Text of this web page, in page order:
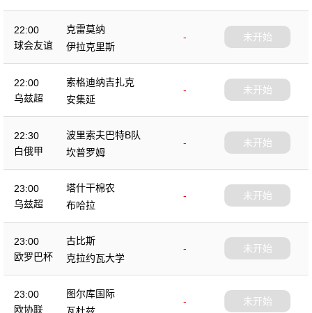
22:00
球会友谊
克雷莫纳
-
伊拉克里斯
未开始
22:00
乌兹超
索格迪纳吉扎克
-
安集延
未开始
22:30
白俄甲
波里索夫巴特B队
-
坎普罗姆
未开始
23:00
乌兹超
塔什干棉农
-
布哈拉
未开始
23:00
欧罗巴杯
古比斯
-
克拉约瓦大学
未开始
23:00
欧协联
图尔库国际
-
瓦杜兹
未开始